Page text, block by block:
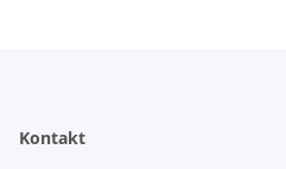
Kontakt